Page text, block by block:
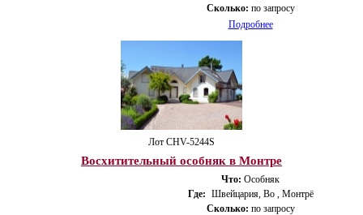
Сколько: по запросу
Подробнее
Лот CHV-5244S
Восхитительный особняк в Монтре
Что: Особняк
Где: Швейцария, Во , Монтрё
Сколько: по запросу